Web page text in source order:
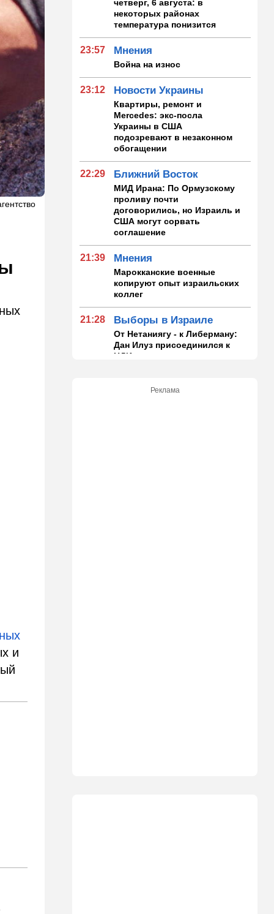
и
четверг, 6 августа: в
некоторых районах
температура понизится
23:57 Мнения
Война на износ
23:12 Новости Украины
Квартиры, ремонт и
Mercedes: экс-посла
Украины в США
подозревают в незаконном
обогащении
22:29 Ближний Восток
МИД Ирана: По Ормузскому
проливу почти
договорились, но Израиль и
США могут сорвать
соглашение
21:39 Мнения
Марокканские военные
копируют опыт израильских
коллег
21:28 Выборы в Израиле
От Нетаниягу - к Либерману:
Дан Илуз присоединился к
НДИ
Грузия во тьме: столица
Реклама